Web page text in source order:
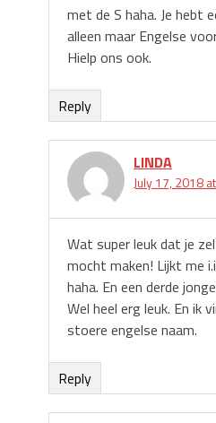
met de S haha. Je hebt
alleen maar Engelse
Hielp ons ook.
Reply
LINDA
July 17, 2018
Wat super leuk dat je
mocht maken! Lijkt me
haha. En een derde
Wel heel erg leuk. En ik
stoere engelse naam.
Reply